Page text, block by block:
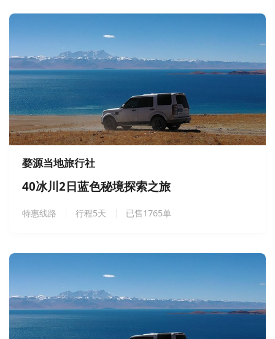
婺源当地旅行社
40冰川2日蓝色秘境探索之旅
特惠线路 行程5天 已售1765单